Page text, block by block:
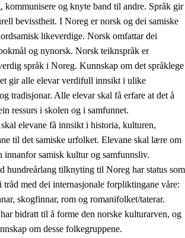
kommunisere og knyte band til andre. Språk gir
bevisstheit. I Noreg er norsk og dei samiske
likeverdige. Norsk omfattar dei
og nynorsk. Norsk teiknspråk er
språk i Noreg. Kunnskap om det språklege
gir alle elevar verdifull innsikt i ulike
tradisjonar. Alle elevar skal få erfare at det å
ressurs i skolen og i samfunnet.
elevane få innsikt i historia, kulturen,
til det samiske urfolket. Elevane skal lære om
innanfor samisk kultur og samfunnsliv.
hundreårlang tilknyting til Noreg har status som
tråd med dei internasjonale forpliktingane våre:
skogfinnar, rom og romanifolket/taterar.
bidratt til å forme den norske kulturarven, og
om desse folkegruppene.